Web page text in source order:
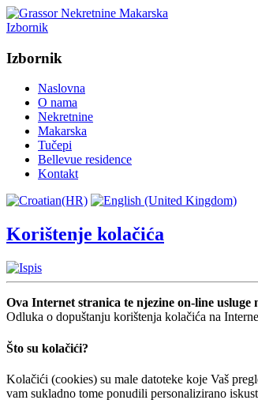
Izbornik
Izbornik
Naslovna
O nama
Nekretnine
Makarska
Tučepi
Bellevue residence
Kontakt
Korištenje kolačića
Ova Internet stranica te njezine on-line
Odluka o dopuštanju korištenja kolačića na
Što su kolačići?
Kolačići (cookies) su male datoteke koje Vaš
vam sukladno tome ponudili personalizirano